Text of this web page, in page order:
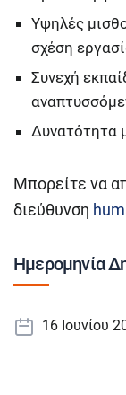
Υψηλές
σχέση
Συνεχή
Δυνατότητα
Μπορείτε να
διεύθυνση
Ημερομηνία
16 Ιουνίου